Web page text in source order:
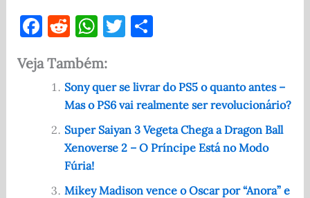
F
c
e
o
k
R
d
di
t
W
at
s
A
p
p
T
te
r
S
e
Veja Também:
Sony quer se livrar do PS5 o quanto antes –
Mas o PS6 vai realmente ser revolucionário?
Super Saiyan 3 Vegeta Chega a Dragon Ball
Xenoverse 2 – O Príncipe Está no Modo
Fúria!
Mikey Madison vence o Oscar por “Anora” e